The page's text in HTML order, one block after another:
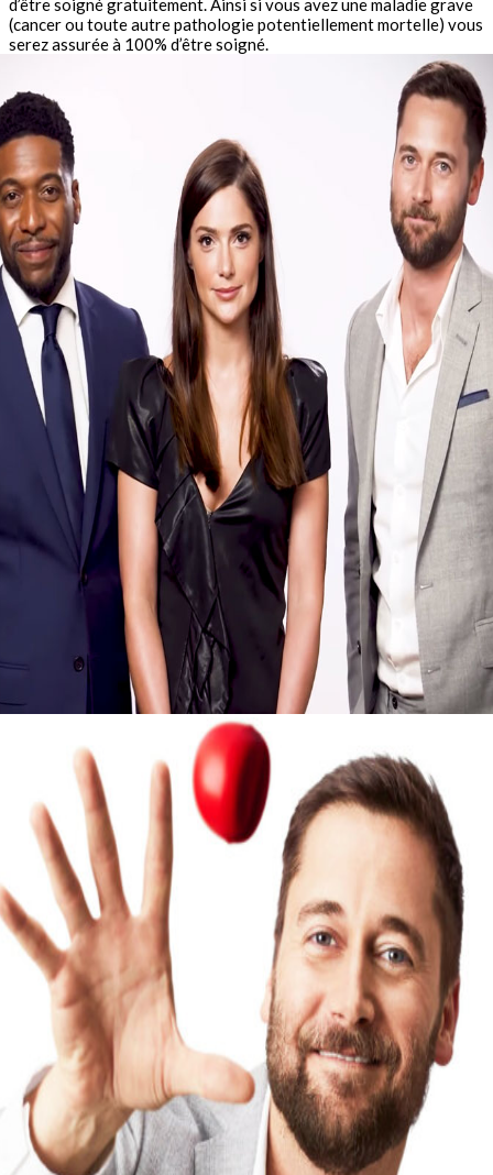
d’être soigné gratuitement. Ainsi si vous avez une maladie grave
(cancer ou toute autre pathologie potentiellement mortelle) vous
serez assurée à 100% d’être soigné.